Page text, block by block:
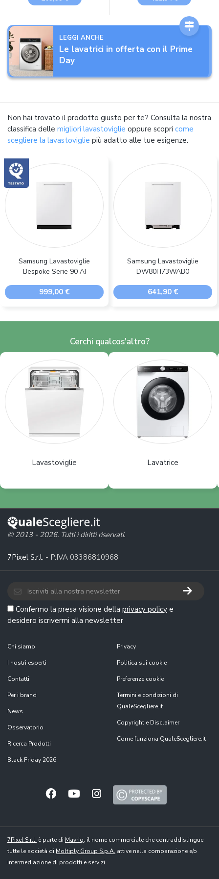
Coperti, Lavastoviglie
Acqua, Serbatoio
dell'acqua da 4,8 L,
Controllo Touch, Display
LED, Bianco
Silenziosa e Integrata
Lavaggio, Mini Piccola e
Compatta, Mini per Casa
LEGGI ANCHE
Le lavatrici in offerta con il Prime
Day
Non hai trovato il prodotto giusto per te? Consulta la nostra
classifica delle migliori lavastoviglie oppure scopri come
scegliere la lavastoviglie più adatto alle tue esigenze.
Samsung Lavastoviglie
Bespoke Serie 90 AI
999,00 €
Samsung Lavastoviglie
DW80H73WAB0
641,90 €
Cerchi qualcos'altro?
Lavastoviglie Lavatrice
© 2013 - 2026. Tutti i diritti riservati.
7Pixel S.r.l. - P.IVA 03386810968
Confermo la presa visione della privacy policy e
desidero iscrivermi alla newsletter
Chi siamo
I nostri esperti
Contatti
Per i brand
News
Osservatorio
Ricerca Prodotti
Black Friday 2026
Privacy
Politica sui cookie
Preferenze cookie
Termini e condizioni di
QualeScegliere.it
Copyright e Disclaimer
Come funziona QualeScegliere.it
7Pixel S.r.l. è parte di Mavriq, il nome commerciale che contraddistingue
tutte le società di Moltiply Group S.p.A. attive nella comparazione e/o
intermediazione di prodotti e servizi.